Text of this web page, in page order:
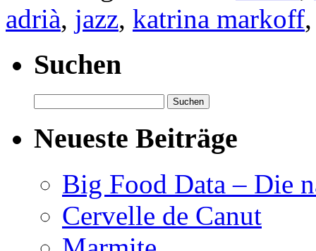
adrià, jazz, katrina markoff
Suchen
nach:
Neueste Beiträge
Big Food Data – Die
Cervelle de Canut